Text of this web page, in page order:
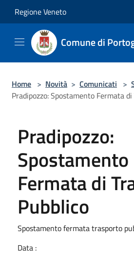
Regione Veneto
Comune di
Home > Novità > Comunicati >
Pradipozzo: Spostamento Fermata
Pradipozzo:
Spostamento
Fermata di
Pubblico
Spostamento fermata trasporto
Data :